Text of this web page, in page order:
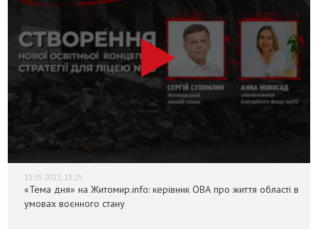
13.05.2022, 13:25
«Тема дня» на Житомир.info: керівник ОВА про життя області в
умовах воєнного стану